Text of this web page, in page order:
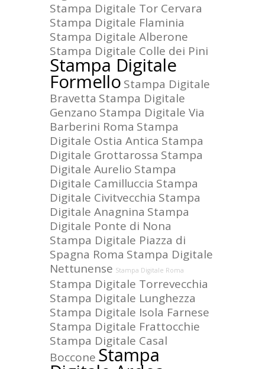
Stampa Digitale Tor Cervara
Stampa Digitale Flaminia
Stampa Digitale Alberone
Stampa Digitale Colle dei Pini
Stampa Digitale
Formello Stampa Digitale
Bravetta Stampa Digitale
Genzano Stampa Digitale Via
Barberini Roma Stampa
Digitale Ostia Antica Stampa
Digitale Grottarossa Stampa
Digitale Aurelio Stampa
Digitale Camilluccia Stampa
Digitale Civitvecchia Stampa
Digitale Anagnina Stampa
Digitale Ponte di Nona
Stampa Digitale Piazza di
Spagna Roma Stampa Digitale
Nettunense Stampa Digitale Roma
Stampa Digitale Torrevecchia
Stampa Digitale Lunghezza
Stampa Digitale Isola Farnese
Stampa Digitale Frattocchie
Stampa Digitale Casal
Boccone Stampa